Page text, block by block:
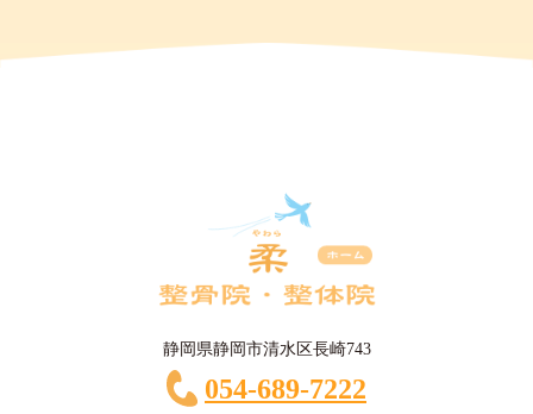
静岡県静岡市清水区長崎743
054-689-7222